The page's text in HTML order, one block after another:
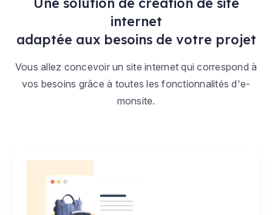
internet
adaptée aux besoins de votre projet
Vous allez concevoir un site internet qui correspond à
vos besoins grâce à toutes les fonctionnalités d'e-
monsite.